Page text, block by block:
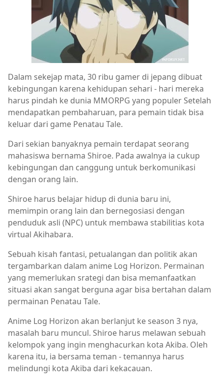
Dalam sekejap mata, 30 ribu gamer di jepang dibuat
kebingungan karena kehidupan sehari - hari mereka
harus pindah ke dunia MMORPG yang populer Setelah
mendapatkan pembaharuan, para pemain tidak bisa
keluar dari game Penatau Tale.
Dari sekian banyaknya pemain terdapat seorang
mahasiswa bernama Shiroe. Pada awalnya ia cukup
kebingungan dan canggung untuk berkomunikasi
dengan orang lain.
Shiroe harus belajar hidup di dunia baru ini,
memimpin orang lain dan bernegosiasi dengan
penduduk asli (NPC) untuk membawa stabilitias kota
virtual Akihabara.
Sebuah kisah fantasi, petualangan dan politik akan
tergambarkan dalam anime Log Horizon. Permainan
yang memerlukan srategi dan bisa memanfaatkan
situasi akan sangat berguna agar bisa bertahan dalam
permainan Penatau Tale.
Anime Log Horizon akan berlanjut ke season 3 nya,
masalah baru muncul. Shiroe harus melawan sebuah
kelompok yang ingin menghacurkan kota Akiba. Oleh
karena itu, ia bersama teman - temannya harus
melindungi kota Akiba dari kekacauan.